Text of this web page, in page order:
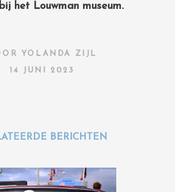
het Louwman museum.
YOLANDA ZIJL
14 JUNI 2023
BERICHTEN